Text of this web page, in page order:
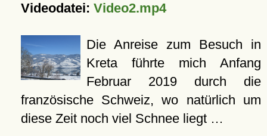
Videodatei: Video2.mp4
Die Anreise zum Besuch in
Kreta führte mich Anfang
Februar 2019 durch die
französische Schweiz, wo natürlich um
diese Zeit noch viel Schnee liegt …